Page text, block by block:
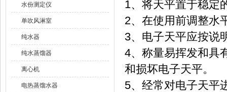
水份测定仪
单吹风淋室
纯水器
纯水蒸馏器
离心机
电热蒸馏水器
1、将天平置于稳定
2、在使用前调整水
3、电子天平应按说
4、称量易挥发和具
和损坏电子天平。
5、经常对电子天平